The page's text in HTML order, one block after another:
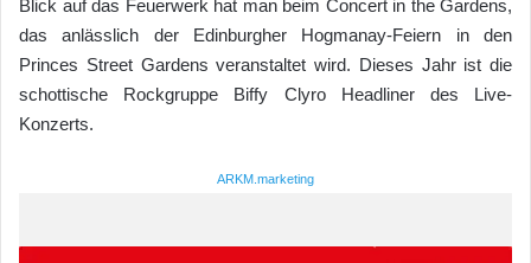
Blick auf das Feuerwerk hat man beim Concert in the Gardens,
das anlässlich der Edinburgher Hogmanay-Feiern in den
Princes Street Gardens veranstaltet wird. Dieses Jahr ist die
schottische Rockgruppe Biffy Clyro Headliner des Live-
Konzerts.
ARKM.marketing